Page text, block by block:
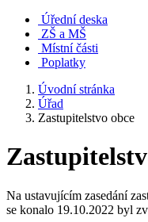
Úřední deska
ZŠ a MŠ
Místní části
Poplatky
Úvodní stránka
Úřad
Zastupitelstvo obce
Na ustavujícím zasedání
se konalo 19.10.2022 byl